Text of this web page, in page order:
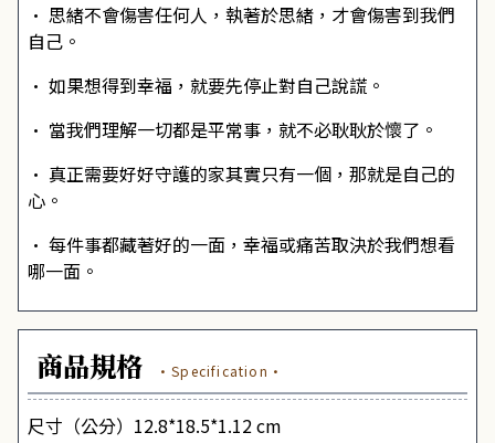
• 思緒不會傷害任何人，執著於思緒，才會傷害到我們
自己。
• 如果想得到幸福，就要先停止對自己說謊。
• 當我們理解一切都是平常事，就不必耿耿於懷了。
• 真正需要好好守護的家其實只有一個，那就是自己的
心。
• 每件事都藏著好的一面，幸福或痛苦取決於我們想看
哪一面。
商品規格 ·Specification·
尺寸（公分）12.8*18.5*1.12 cm